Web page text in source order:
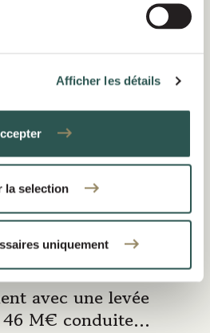
Afficher les détails
la selection
uniquement
atteignant 320 M€
COMMUNIQUÉS DE PRESSE
son
avec une levée
M€ conduite